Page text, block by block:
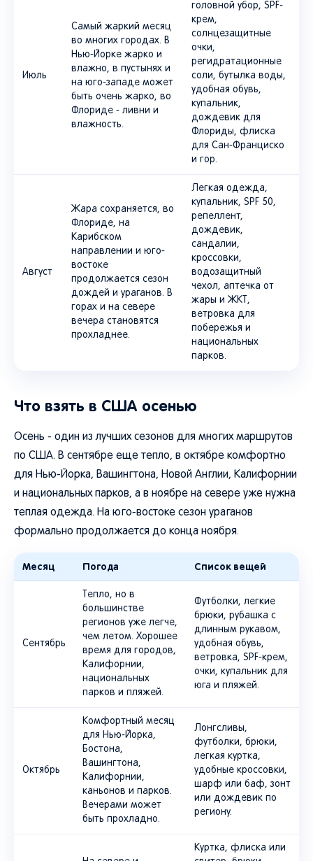
Июль
Самый жаркий месяц
во многих городах. В
Нью-Йорке жарко и
влажно, в пустынях и
на юго-западе может
быть очень жарко, во
Флориде - ливни и
влажность.
головной убор, SPF-
крем,
солнцезащитные
очки,
регидратационные
соли, бутылка воды,
удобная обувь,
купальник,
дождевик для
Флориды, флиска
для Сан-Франциско
и гор.
Август
Жара сохраняется, во
Флориде, на
Карибском
направлении и юго-
востоке
продолжается сезон
дождей и ураганов. В
горах и на севере
вечера становятся
прохладнее.
Легкая одежда,
купальник, SPF 50,
репеллент,
дождевик,
сандалии,
кроссовки,
водозащитный
чехол, аптечка от
жары и ЖКТ,
ветровка для
побережья и
национальных
парков.
Что взять в США осенью
Осень - один из лучших сезонов для многих маршрутов
по США. В сентябре еще тепло, в октябре комфортно
для Нью-Йорка, Вашингтона, Новой Англии, Калифорнии
и национальных парков, а в ноябре на севере уже нужна
теплая одежда. На юго-востоке сезон ураганов
формально продолжается до конца ноября.
Месяц Погода Список вещей
Сентябрь
Тепло, но в
большинстве
регионов уже легче,
чем летом. Хорошее
время для городов,
Калифорнии,
национальных
парков и пляжей.
Футболки, легкие
брюки, рубашка с
длинным рукавом,
удобная обувь,
ветровка, SPF-крем,
очки, купальник для
юга и пляжей.
Октябрь
Комфортный месяц
для Нью-Йорка,
Бостона,
Вашингтона,
Калифорнии,
каньонов и парков.
Вечерами может
быть прохладно.
Лонгсливы,
футболки, брюки,
легкая куртка,
удобные кроссовки,
шарф или баф, зонт
или дождевик по
региону.
Куртка, флиска или